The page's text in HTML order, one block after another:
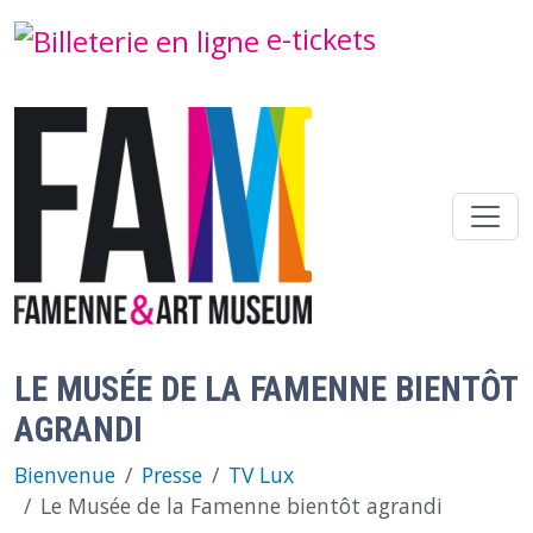
e-tickets
LE MUSÉE DE LA FAMENNE BIENTÔT
AGRANDI
Bienvenue Presse
TV Lux
Le Musée de la Famenne bientôt agrandi